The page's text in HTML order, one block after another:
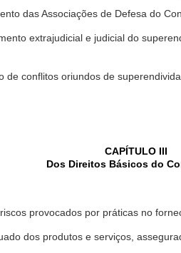
das Associações de Defesa do
extrajudicial e judicial do
de conflitos oriundos de
CAPÍTULO III
Dos Direitos Básicos do
provocados por práticas no
dos produtos e serviços,